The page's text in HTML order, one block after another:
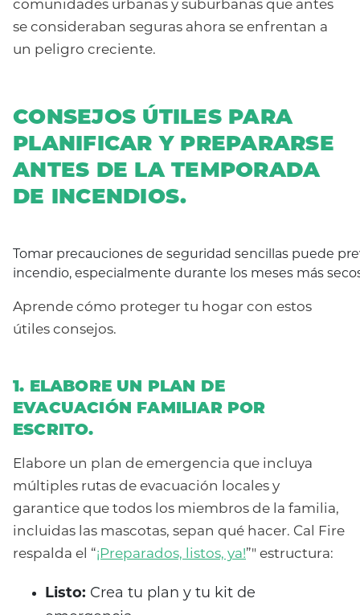
comunidades urbanas y suburbanas que antes
se consideraban seguras ahora se enfrentan a
un peligro creciente.
CONSEJOS ÚTILES PARA
PLANIFICAR Y PREPARARSE
ANTES DE LA TEMPORADA
DE INCENDIOS.
Tomar precauciones de seguridad sencillas puede
incendio, especialmente durante los meses más
Aprende cómo proteger tu hogar con estos
útiles consejos.
1. ELABORE UN PLAN DE
EVACUACIÓN FAMILIAR POR
ESCRITO.
Elabore un plan de emergencia que incluya
múltiples rutas de evacuación locales y
garantice que todos los miembros de la familia,
incluidas las mascotas, sepan qué hacer. Cal Fire
respalda el “¡Preparados, listos, ya!”" estructura:
Listo: Crea tu plan y tu kit de